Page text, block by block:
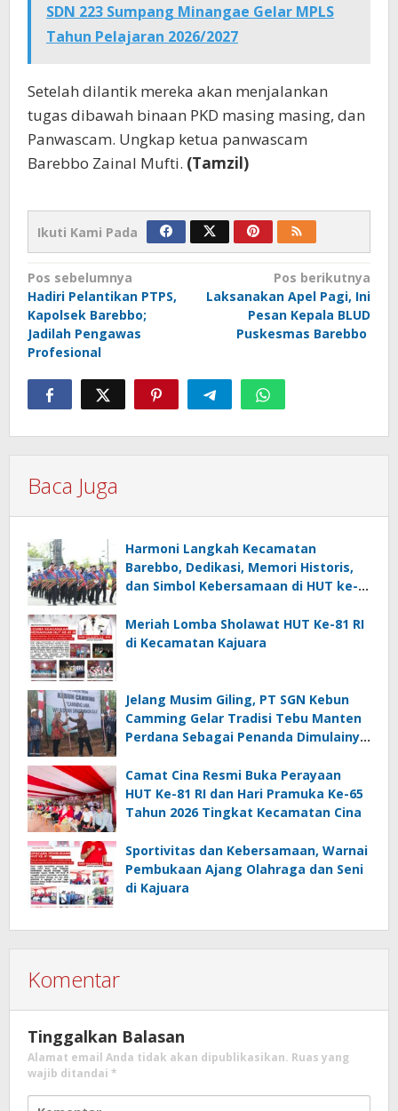
SDN 223 Sumpang Minangae Gelar MPLS
Tahun Pelajaran 2026/2027
Setelah dilantik mereka akan menjalankan
tugas dibawah binaan PKD masing masing, dan
Panwascam. Ungkap ketua panwascam
Barebbo Zainal Mufti. (Tamzil)
Ikuti Kami Pada
Navigasi
pos
Pos sebelumnya
Hadiri Pelantikan PTPS,
Kapolsek Barebbo;
Jadilah Pengawas
Profesional
Pos berikutnya
Laksanakan Apel Pagi, Ini
Pesan Kepala BLUD
Puskesmas Barebbo
Baca Juga
Harmoni Langkah Kecamatan
Barebbo, Dedikasi, Memori Historis,
dan Simbol Kebersamaan di HUT ke-
Meriah Lomba Sholawat HUT Ke-81 RI
di Kecamatan Kajuara
Jelang Musim Giling, PT SGN Kebun
Camming Gelar Tradisi Tebu Manten
Perdana Sebagai Penanda Dimulainya
Camat Cina Resmi Buka Perayaan
HUT Ke-81 RI dan Hari Pramuka Ke-65
Tahun 2026 Tingkat Kecamatan Cina
Sportivitas dan Kebersamaan, Warnai
Pembukaan Ajang Olahraga dan Seni
di Kajuara
Komentar
Tinggalkan Balasan
Alamat email Anda tidak akan dipublikasikan. Ruas yang
wajib ditandai *